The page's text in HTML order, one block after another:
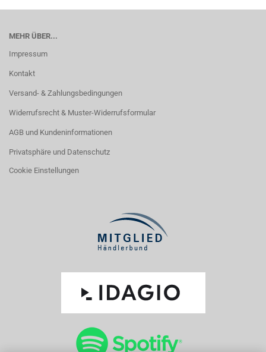
MEHR ÜBER...
Impressum
Kontakt
Versand- & Zahlungsbedingungen
Widerrufsrecht & Muster-Widerrufsformular
AGB und Kundeninformationen
Privatsphäre und Datenschutz
Cookie Einstellungen